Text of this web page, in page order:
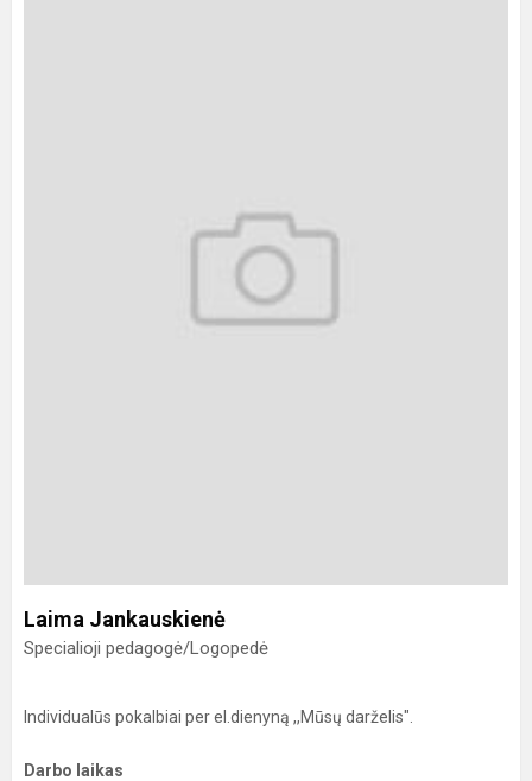
Laima Jankauskienė
Specialioji pedagogė/Logopedė
Individualūs pokalbiai per el.dienyną ,,Mūsų darželis".
Darbo laikas